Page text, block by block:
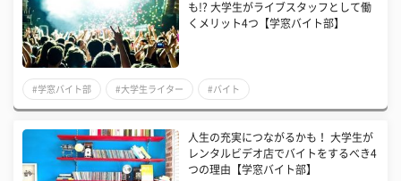
も!? 大学生がライブスタッフとして働
くメリット4つ【学窓バイト部】
#学窓バイト部 #大学生ライター #バイト
人生の充実につながるかも！ 大学生が
レンタルビデオ店でバイトをするべき4
つの理由【学窓バイト部】